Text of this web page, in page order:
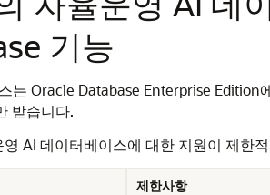
기능
는 Oracle Database Enterprise
받습니다.
AI 데이터베이스에 대한 지원이 제한
제한사항